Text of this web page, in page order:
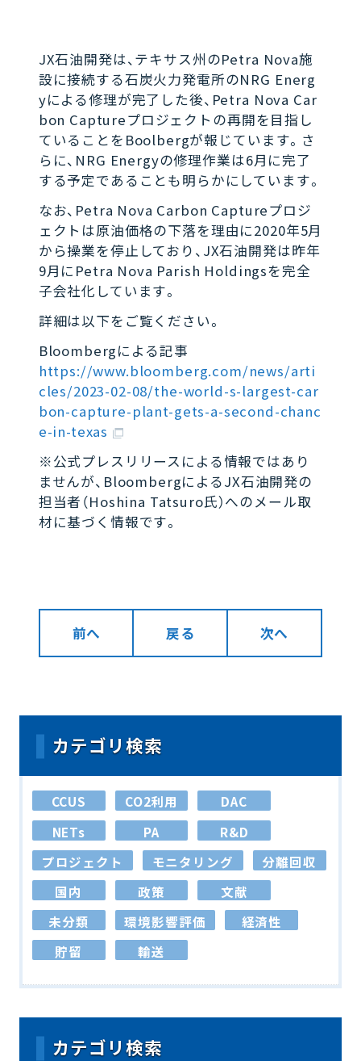
JX石油開発は、テキサス州のPetra Nova施
設に接続する石炭火力発電所のNRG Energ
yによる修理が完了した後、Petra Nova Car
bon Captureプロジェクトの再開を目指し
ていることをBoolbergが報じています。さ
らに、NRG Energyの修理作業は6月に完了
する予定であることも明らかにしています。
なお、Petra Nova Carbon Captureプロジ
ェクトは原油価格の下落を理由に2020年5月
から操業を停止しており、JX石油開発は昨年
9月にPetra Nova Parish Holdingsを完全
子会社化しています。
詳細は以下をご覧ください。
Bloombergによる記事
https://www.bloomberg.com/news/arti
cles/2023-02-08/the-world-s-largest-car
bon-capture-plant-gets-a-second-chanc
e-in-texas
※公式プレスリリースによる情報ではあり
ませんが、BloombergによるJX石油開発の
担当者（Hoshina Tatsuro氏）へのメール取
材に基づく情報です。
前へ 戻る 次へ
カテゴリ検索
CCUS CO2利用
DAC
NETs
PA
R&D
プロジェクト
モニタリング
分離回収
国内
政策
文献
未分類
環境影響評価
経済性
貯留
輸送
カテゴリ検索